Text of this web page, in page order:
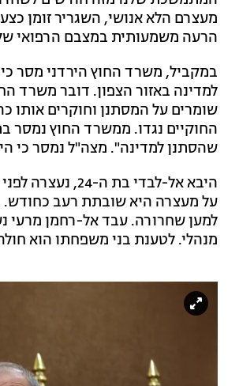
מעצרם הלא אנושי, השגריר זומן
הרעה משמעותית במצבם הרפואי
במקביל, משרד החוץ הירדני מסר
למדינה באזור הצפון. דובר משרד
שומרים על המסתנן וחוקרים אותו
החוקיים נגדו. ממשרד החוץ נמסר
שהסתנן למדינה". מצה"ל נמסר כי
היבא אל-לבדי
על מעצרה היא שובתת רעב כחודש.
למען שחרורה. עבד אל-רחמן מרעי
מנהלי. לטענת בני משפחתו הוא